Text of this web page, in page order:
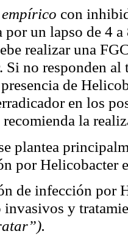
con
un lapso de 4 a
realizar una
Si no responden
de
en los
recomienda la
plantea
por Helicobacter
de infección por
y